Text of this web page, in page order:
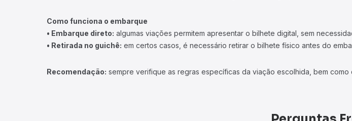
Como funciona o embarque
• Embarque direto: algumas viações permitem apresentar o bilhete digital, sem
• Retirada no guichê: em certos casos, é necessário retirar o bilhete físico antes do
Recomendação: sempre verifique as regras específicas da viação escolhida, bem